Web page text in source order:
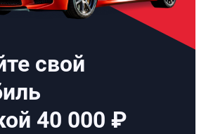
свой
40 000 ₽